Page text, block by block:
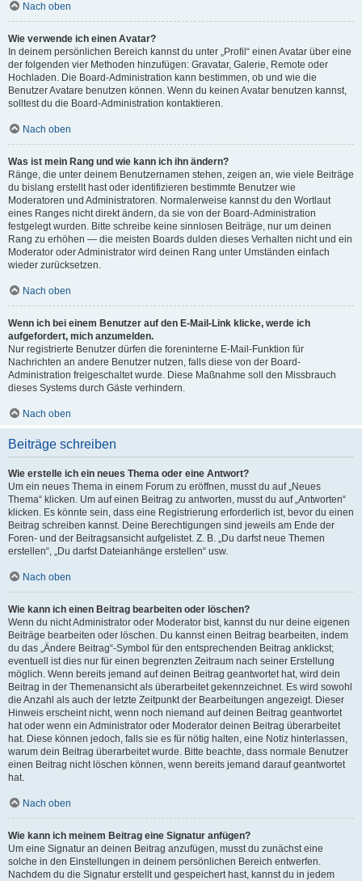
Nach oben
Wie verwende ich einen Avatar?
In deinem persönlichen Bereich kannst du unter „Profil“ einen Avatar über eine
der folgenden vier Methoden hinzufügen: Gravatar, Galerie, Remote oder
Hochladen. Die Board-Administration kann bestimmen, ob und wie die
Benutzer Avatare benutzen können. Wenn du keinen Avatar benutzen kannst,
solltest du die Board-Administration kontaktieren.
Nach oben
Was ist mein Rang und wie kann ich ihn ändern?
Ränge, die unter deinem Benutzernamen stehen, zeigen an, wie viele Beiträge
du bislang erstellt hast oder identifizieren bestimmte Benutzer wie
Moderatoren und Administratoren. Normalerweise kannst du den Wortlaut
eines Ranges nicht direkt ändern, da sie von der Board-Administration
festgelegt wurden. Bitte schreibe keine sinnlosen Beiträge, nur um deinen
Rang zu erhöhen — die meisten Boards dulden dieses Verhalten nicht und ein
Moderator oder Administrator wird deinen Rang unter Umständen einfach
wieder zurücksetzen.
Nach oben
Wenn ich bei einem Benutzer auf den E-Mail-Link klicke, werde ich
aufgefordert, mich anzumelden.
Nur registrierte Benutzer dürfen die foreninterne E-Mail-Funktion für
Nachrichten an andere Benutzer nutzen, falls diese von der Board-
Administration freigeschaltet wurde. Diese Maßnahme soll den Missbrauch
dieses Systems durch Gäste verhindern.
Nach oben
Beiträge schreiben
Wie erstelle ich ein neues Thema oder eine Antwort?
Um ein neues Thema in einem Forum zu eröffnen, musst du auf „Neues
Thema“ klicken. Um auf einen Beitrag zu antworten, musst du auf „Antworten“
klicken. Es könnte sein, dass eine Registrierung erforderlich ist, bevor du einen
Beitrag schreiben kannst. Deine Berechtigungen sind jeweils am Ende der
Foren- und der Beitragsansicht aufgelistet. Z. B. „Du darfst neue Themen
erstellen“, „Du darfst Dateianhänge erstellen“ usw.
Nach oben
Wie kann ich einen Beitrag bearbeiten oder löschen?
Wenn du nicht Administrator oder Moderator bist, kannst du nur deine eigenen
Beiträge bearbeiten oder löschen. Du kannst einen Beitrag bearbeiten, indem
du das „Ändere Beitrag“-Symbol für den entsprechenden Beitrag anklickst;
eventuell ist dies nur für einen begrenzten Zeitraum nach seiner Erstellung
möglich. Wenn bereits jemand auf deinen Beitrag geantwortet hat, wird dein
Beitrag in der Themenansicht als überarbeitet gekennzeichnet. Es wird sowohl
die Anzahl als auch der letzte Zeitpunkt der Bearbeitungen angezeigt. Dieser
Hinweis erscheint nicht, wenn noch niemand auf deinen Beitrag geantwortet
hat oder wenn ein Administrator oder Moderator deinen Beitrag überarbeitet
hat. Diese können jedoch, falls sie es für nötig halten, eine Notiz hinterlassen,
warum dein Beitrag überarbeitet wurde. Bitte beachte, dass normale Benutzer
einen Beitrag nicht löschen können, wenn bereits jemand darauf geantwortet
hat.
Nach oben
Wie kann ich meinem Beitrag eine Signatur anfügen?
Um eine Signatur an deinen Beitrag anzufügen, musst du zunächst eine
solche in den Einstellungen in deinem persönlichen Bereich entwerfen.
Nachdem du die Signatur erstellt und gespeichert hast, kannst du in jedem